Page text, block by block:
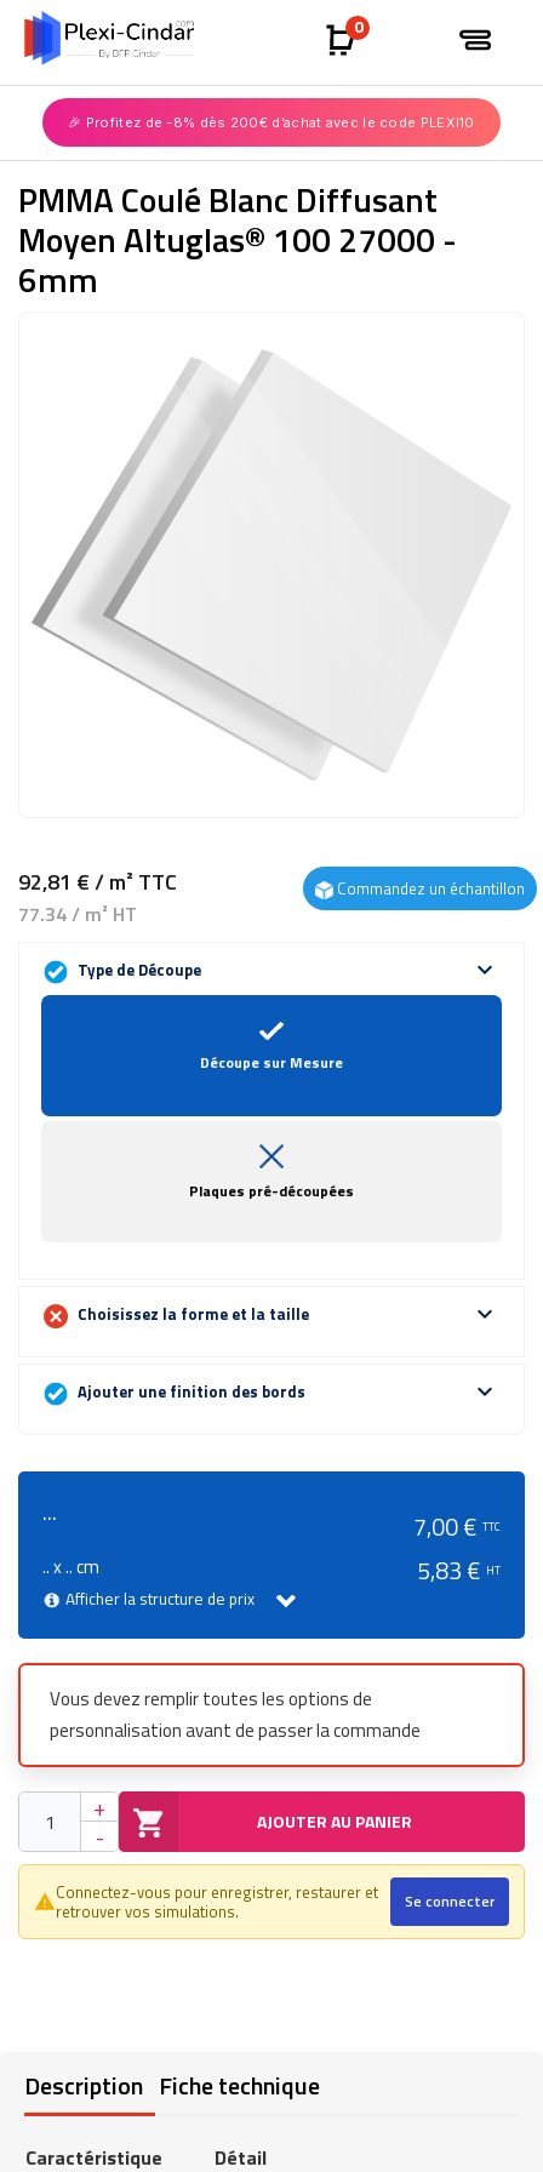
🎉 Profitez de -8% dès 200€ d’achat avec le code PLEXI10
0
PMMA Coulé Blanc Diffusant
Moyen Altuglas® 100 27000 -
6mm
92,81 €/ m² TTC
77.34 / m² HT
Commandez un échantillon
Type de Découpe expand_more
Découpe sur Mesure
Plaques pré-découpées
Choisissez la forme et la taille expand_more
Ajouter une finition des bords expand_more
...
.. x .. cm
Afficher la structure de prix
7,00 € TTC
5,83 € HT
Vous devez remplir toutes les options de
personnalisation avant de passer la commande
+
-
AJOUTER AU PANIER
warning_amber
Connectez-vous pour enregistrer, restaurer et
retrouver vos simulations.
Se connecter
Description Fiche technique
Caractéristique Détail